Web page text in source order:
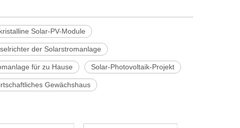
Solar-PV-Module
der Solarstromanlage
für zu Hause Solar-Photovoltaik-Projekt
Gewächshaus